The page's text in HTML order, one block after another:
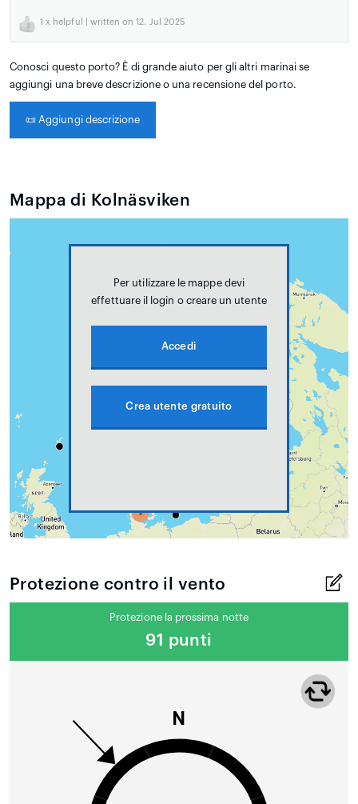
1 x helpful | written on 12. Jul 2025
Conosci questo porto? È di grande aiuto per gli altri marinai se
aggiungi una breve descrizione o una recensione del porto.
📜 Aggiungi descrizione
Mappa di Kolnäsviken
Per utilizzare le mappe devi
effettuare il login o creare un utente
Accedi
Crea utente gratuito
Protezione contro il vento
Protezione la prossima notte
91 punti
N